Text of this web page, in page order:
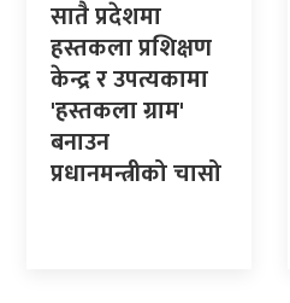
सातै प्रदेशमा
हस्तकला प्रशिक्षण
केन्द्र र उपत्यकामा
'हस्तकला ग्राम'
बनाउन
प्रधानमन्त्रीको चासो